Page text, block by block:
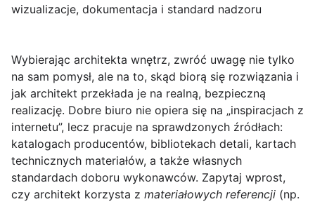
wizualizacje, dokumentacja i standard nadzoru
Wybierając architekta wnętrz, zwróć uwagę nie tylko
na sam pomysł, ale na to, skąd biorą się rozwiązania i
jak architekt przekłada je na realną, bezpieczną
realizację. Dobre biuro nie opiera się na „inspiracjach z
internetu”, lecz pracuje na sprawdzonych źródłach:
katalogach producentów, bibliotekach detali, kartach
technicznych materiałów, a także własnych
standardach doboru wykonawców. Zapytaj wprost,
czy architekt korzysta z materiałowych referencji (np.